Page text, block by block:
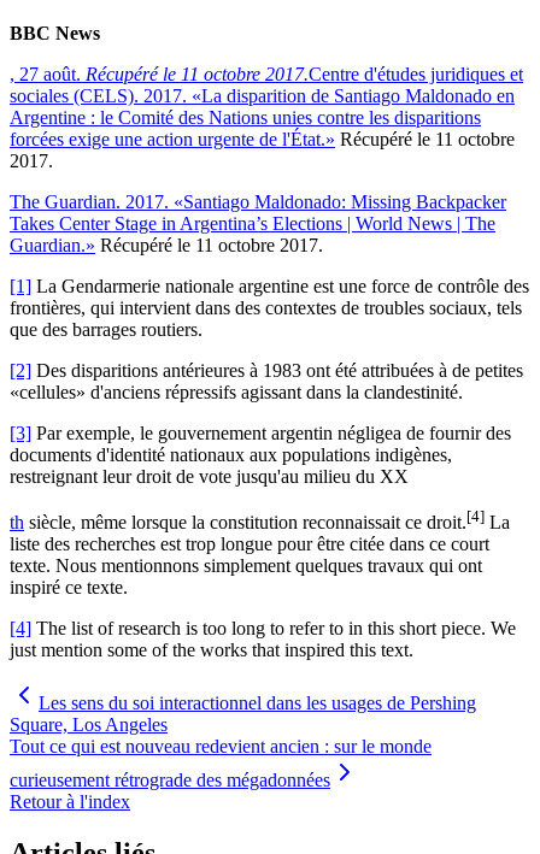
BBC News
, 27 août. Récupéré le 11 octobre 2017.Centre d'études juridiques et
sociales (CELS). 2017. «La disparition de Santiago Maldonado en
Argentine : le Comité des Nations unies contre les disparitions
forcées exige une action urgente de l'État.» Récupéré le 11 octobre
2017.
The Guardian. 2017. «Santiago Maldonado: Missing Backpacker
Takes Center Stage in Argentina’s Elections | World News | The
Guardian.» Récupéré le 11 octobre 2017.
[1] La Gendarmerie nationale argentine est une force de contrôle des
frontières, qui intervient dans des contextes de troubles sociaux, tels
que des barrages routiers.
[2] Des disparitions antérieures à 1983 ont été attribuées à de petites
«cellules» d'anciens répressifs agissant dans la clandestinité.
[3] Par exemple, le gouvernement argentin négligea de fournir des
documents d'identité nationaux aux populations indigènes,
restreignant leur droit de vote jusqu'au milieu du XX
th siècle, même lorsque la constitution reconnaissait ce droit.[4] La
liste des recherches est trop longue pour être citée dans ce court
texte. Nous mentionnons simplement quelques travaux qui ont
inspiré ce texte.
[4] The list of research is too long to refer to in this short piece. We
just mention some of the works that inspired this text.
Les sens du soi interactionnel dans les usages de Pershing
Square, Los Angeles
Tout ce qui est nouveau redevient ancien : sur le monde
curieusement rétrograde des mégadonnées
Retour à l'index